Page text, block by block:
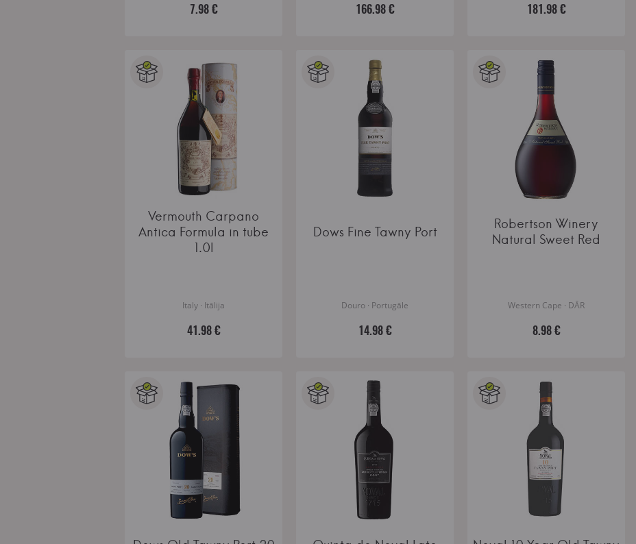
7.98 € 166.98 € 181.98 €
Vermouth Carpano
Antica Formula in tube
1.0l
Italy · Itālija
41.98 €
Dows Fine Tawny Port
Douro · Portugāle
14.98 €
Robertson Winery
Natural Sweet Red
Western Cape · DĀR
8.98 €